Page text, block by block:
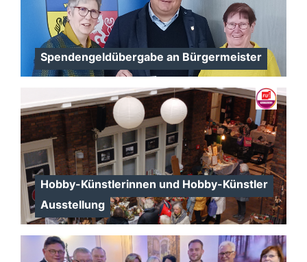
Spendengeldübergabe an Bürgermeister
Hobby-Künstlerinnen und Hobby-Künstler
Ausstellung